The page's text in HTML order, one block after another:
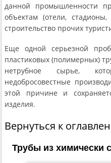
данной промышленности
объектам (отели,
строительство прочих
Еще одной серьезной
пластиковых (полимерных)
нетрубное сырье,
недобросовестные
этой причине и
изделия.
Вернуться к
Трубы из химически